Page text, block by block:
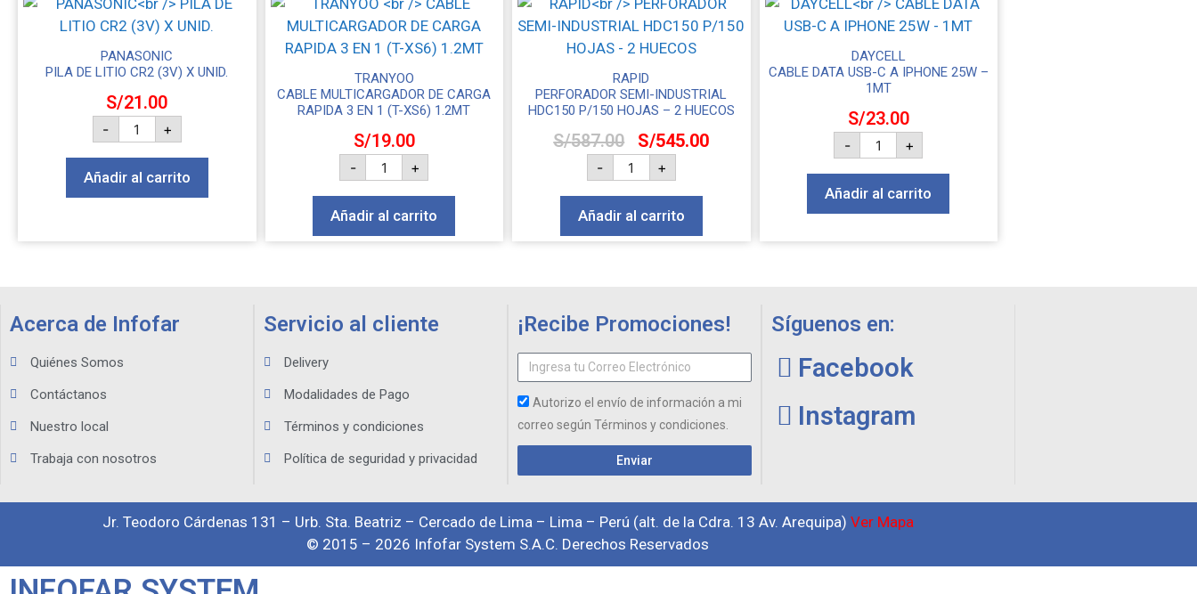
PANASONIC
PILA DE LITIO CR2 (3V) X UNID.
S/21.00
- +
Añadir al carrito
TRANYOO
CABLE MULTICARGADOR DE CARGA
RAPIDA 3 EN 1 (T-XS6) 1.2MT
S/19.00
- +
Añadir al carrito
RAPID
PERFORADOR SEMI-INDUSTRIAL
HDC150 P/150 HOJAS – 2 HUECOS
S/587.00 S/545.00
- +
Añadir al carrito
DAYCELL
CABLE DATA USB-C A IPHONE 25W –
1MT
S/23.00
- +
Añadir al carrito
Acerca de Infofar
Quiénes Somos
Contáctanos
Nuestro local
Trabaja con nosotros
Servicio al cliente
Delivery
Modalidades de Pago
Términos y condiciones
Política de seguridad y privacidad
¡Recibe Promociones!
Autorizo el envío de información a mi
correo según Términos y condiciones.
Enviar
Síguenos en:
Facebook
Instagram
Jr. Teodoro Cárdenas 131 – Urb. Sta. Beatriz – Cercado de Lima – Lima – Perú (alt. de la Cdra. 13 Av. Arequipa) Ver Mapa
© 2015 – 2026 Infofar System S.A.C. Derechos Reservados